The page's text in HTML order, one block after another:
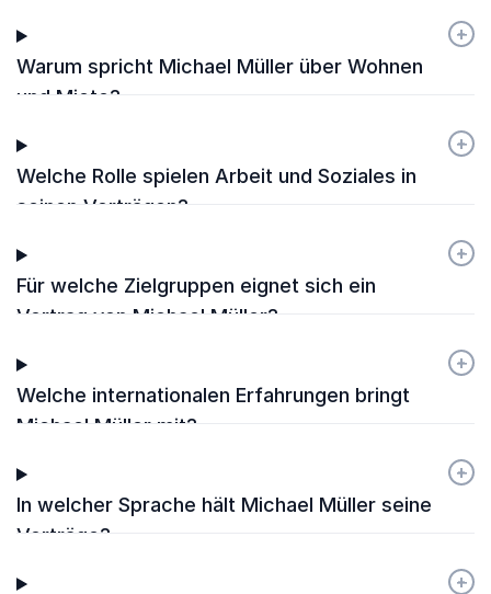
Warum spricht Michael Müller über Wohnen
und Miete?
+
-
Welche Rolle spielen Arbeit und Soziales in
seinen Vorträgen?
+
-
Für welche Zielgruppen eignet sich ein
Vortrag von Michael Müller?
+
-
Welche internationalen Erfahrungen bringt
Michael Müller mit?
+
-
In welcher Sprache hält Michael Müller seine
Vorträge?
+
-
+
-